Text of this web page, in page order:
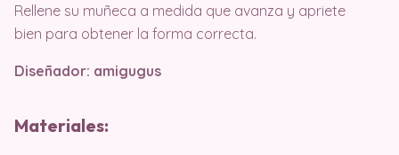
Rellene su muñeca a medida que avanza y apriete
bien para obtener la forma correcta.
Diseñador: amigugus
Materiales: